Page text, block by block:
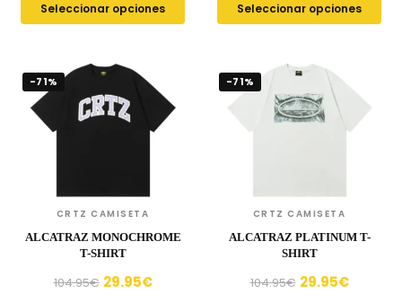
Seleccionar opciones Seleccionar opciones
-71%
CRTZ CAMISETA
ALCATRAZ MONOCHROME
T-SHIRT
104.95€ 29.95€
-71%
CRTZ CAMISETA
ALCATRAZ PLATINUM T-
SHIRT
104.95€ 29.95€